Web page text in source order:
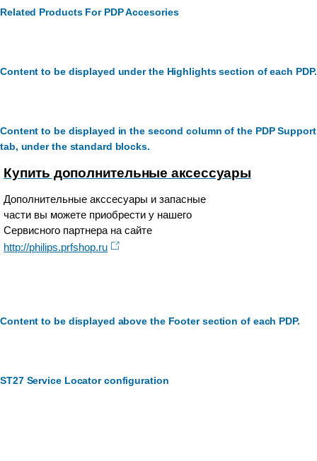
Related Products For PDP Accesories
Content to be displayed under the Highlights section of each PDP.
Content to be displayed in the second column of the PDP Support
tab, under the standard blocks.
Купить дополнительные аксессуары
Дополнительные акссесуары и запасные
части вы можете приобрести у нашего
Сервисного партнера на сайте
http://philips.prfshop.ru
Content to be displayed above the Footer section of each PDP.
ST27 Service Locator configuration